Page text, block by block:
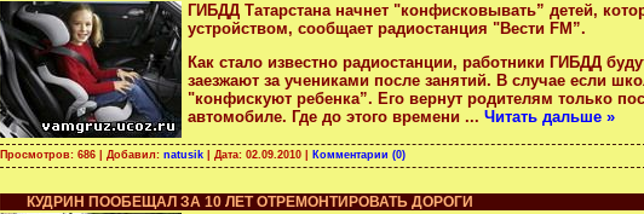
ГИБДД Татарстана начнет "конфисковывать” детей,
устройством, сообщает радиостанция "Вести FM”.
Как стало известно радиостанции, работники ГИБДД
заезжают за учениками после занятий. В случае если
"конфискуют ребенка”. Его вернут родителям только
автомобиле. Где до этого времени ... Читать дальше »
Просмотров: 686 | Добавил: natusik | Дата: 02.09.2010 Комментарии (0)
КУДРИН ПООБЕЩАЛ ЗА 10 ЛЕТ ОТРЕМОНТИРОВАТЬ ДОРОГИ